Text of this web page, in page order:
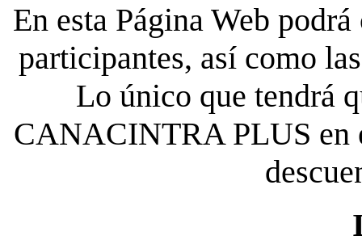
En esta Página Web
participantes, así como
Lo único que tendrá
CANACINTRA PLUS en